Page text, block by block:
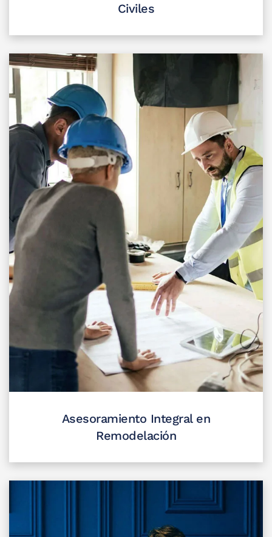
Civiles
Asesoramiento Integral en
Remodelación